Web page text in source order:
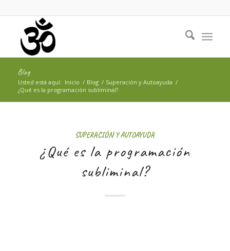
Blog
Usted está aquí: Inicio / Blog / Superación y Autoayuda /
¿Qué es la programación subliminal?
SUPERACIÓN Y AUTOAYUDA
¿Qué es la programación
subliminal?